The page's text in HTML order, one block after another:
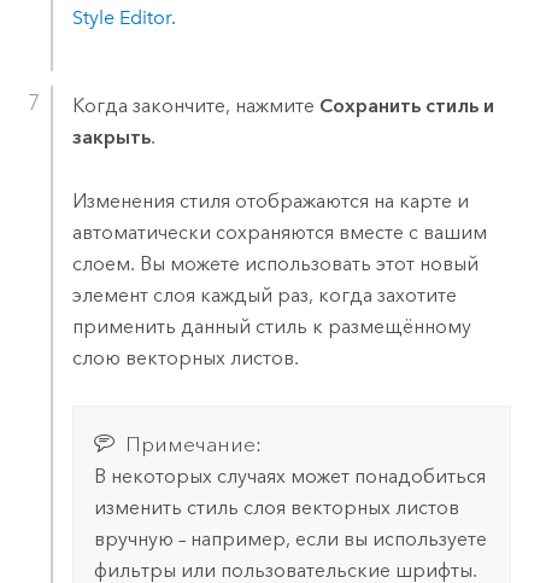
Style Editor.
Когда закончите, нажмите Сохранить стиль и
закрыть.
Изменения стиля отображаются на карте и
автоматически сохраняются вместе с вашим
слоем. Вы можете использовать этот новый
элемент слоя каждый раз, когда захотите
применить данный стиль к размещённому
слою векторных листов.
Примечание:
В некоторых случаях может понадобиться
изменить стиль слоя векторных листов
вручную – например, если вы используете
фильтры или пользовательские шрифты.